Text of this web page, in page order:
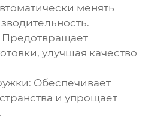
менять
улучшая качество
Обеспечивает
и упрощает